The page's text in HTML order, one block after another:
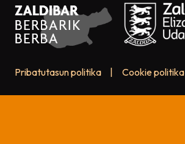
Pribatutasun politika Cookie politika